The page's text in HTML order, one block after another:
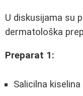
U diskusijama su
dermatološka
Preparat 1:
Salicilna kiselina